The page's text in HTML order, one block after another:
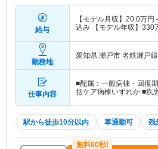
給与
【モデル月収】 20.0万円
込み 【モデル年収】 330
勤務地
愛知県 瀬戸市 名鉄瀬戸
仕事内容
■配属：一般病棟・回復
括ケア病棟いずれか ■疾
駅から徒歩10分以内 車通勤可 残